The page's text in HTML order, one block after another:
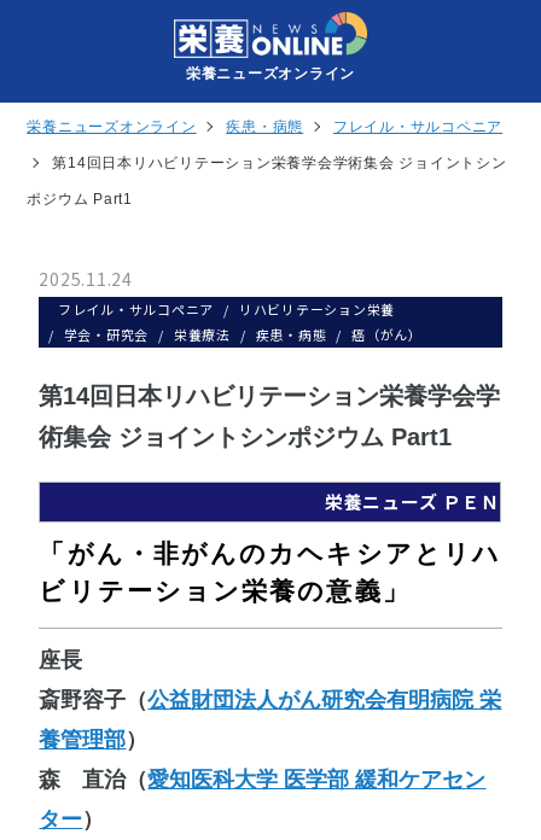
栄養ニューズオンライン
栄養ニューズオンライン 疾患・病態 フレイル・サルコペニア
第14回日本リハビリテーション栄養学会学術集会 ジョイントシン
ポジウム Part1
2025.11.24
フレイル・サルコペニア
リハビリテーション栄養
学会・研究会
栄養療法 疾患・病態 癌（がん）
第14回日本リハビリテーション栄養学会学
術集会 ジョイントシンポジウム Part1
栄養ニューズ ＰＥＮ
「がん・非がんのカヘキシアとリハ
ビリテーション栄養の意義」
座長
斎野容子（公益財団法人がん研究会有明病院 栄
養管理部）
森 直治（愛知医科大学 医学部 緩和ケアセン
ター）